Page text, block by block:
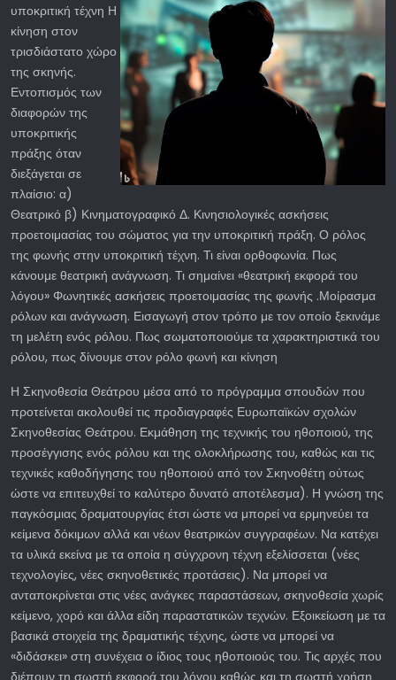
υποκριτική τέχνη Η
κίνηση στον
τρισδιάστατο χώρο
της σκηνής.
Εντοπισμός των
διαφορών της
υποκριτικής
πράξης όταν
διεξάγεται σε
πλαίσιο: α)
Θεατρικό β) Κινηματογραφικό Δ. Κινησιολογικές ασκήσεις
προετοιμασίας του σώματος για την υποκριτική πράξη. Ο ρόλος
της φωνής στην υποκριτική τέχνη. Τι είναι ορθοφωνία. Πως
κάνουμε θεατρική ανάγνωση. Τι σημαίνει «θεατρική εκφορά του
λόγου» Φωνητικές ασκήσεις προετοιμασίας της φωνής .Μοίρασμα
ρόλων και ανάγνωση. Εισαγωγή στον τρόπο με τον οποίο ξεκινάμε
τη μελέτη ενός ρόλου. Πως σωματοποιούμε τα χαρακτηριστικά του
ρόλου, πως δίνουμε στον ρόλο φωνή και κίνηση
Η Σκηνοθεσία Θεάτρου μέσα από το πρόγραμμα σπουδών που
προτείνεται ακολουθεί τις προδιαγραφές Ευρωπαϊκών σχολών
Σκηνοθεσίας Θεάτρου. Εκμάθηση της τεχνικής του ηθοποιού, της
προσέγγισης ενός ρόλου και της ολοκλήρωσης του, καθώς και τις
τεχνικές καθοδήγησης του ηθοποιού από τον Σκηνοθέτη ούτως
ώστε να επιτευχθεί το καλύτερο δυνατό αποτέλεσμα). Η γνώση της
παγκόσμιας δραματουργίας έτσι ώστε να μπορεί να ερμηνεύει τα
κείμενα δόκιμων αλλά και νέων θεατρικών συγγραφέων. Να κατέχει
τα υλικά εκείνα με τα οποία η σύγχρονη τέχνη εξελίσσεται (νέες
τεχνολογίες, νέες σκηνοθετικές προτάσεις). Να μπορεί να
ανταποκρίνεται στις νέες ανάγκες παραστάσεων, σκηνοθεσία χωρίς
κείμενο, χορό και άλλα είδη παραστατικών τεχνών. Εξοικείωση με τα
βασικά στοιχεία της δραματικής τέχνης, ώστε να μπορεί να
«διδάσκει» στη συνέχεια ο ίδιος τους ηθοποιούς του. Τις αρχές που
διέπουν τη σωστή εκφορά του λόγου καθώς και τη σωστή χρήση